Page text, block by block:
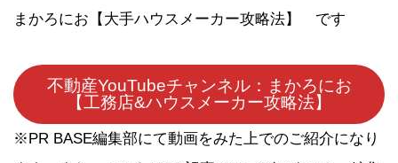
まかろにお【大手ハウスメーカー攻略法】 です
不動産YouTubeチャンネル：まかろにお
【工務店&ハウスメーカー攻略法】
※PR BASE編集部にて動画をみた上でのご紹介になり